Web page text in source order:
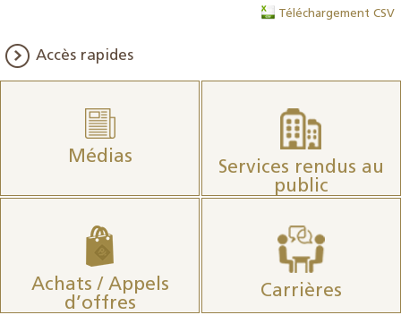
Téléchargement CSV
Accès rapides
Médias
Services rendus au
public
Achats / Appels
d’offres
Carrières